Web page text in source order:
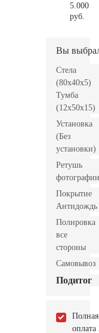
5.000
руб.
Вы
Стела
(80x40x5)
Тумба
(12x50x15)
Установка
(Без
установки)
Ретушь
фотографии
Покрытие
Антидождь
Полировка
все
стороны
Самовывоз
Подитог
Полная
оплата